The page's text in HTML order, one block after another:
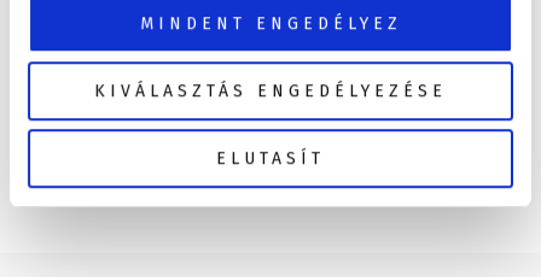
MINDENT ENGEDÉLYEZ
KIVÁLASZTÁS ENGEDÉLYEZÉSE
ELUTASÍT
A jakuzzivásárlás szempontjai
Miért válassza a VitalSpa bemutatótermét?